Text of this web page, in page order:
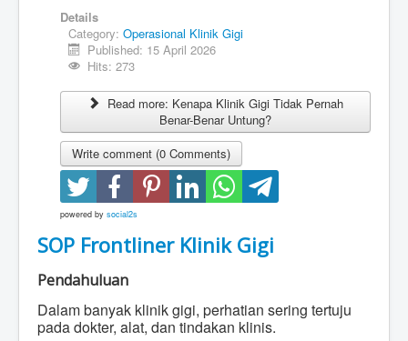
Details
Category: Operasional Klinik Gigi
Published: 15 April 2026
Hits: 273
Read more: Kenapa Klinik Gigi Tidak Pernah
Benar-Benar Untung?
Write comment (0 Comments)
powered by social2s
SOP Frontliner Klinik Gigi
Pendahuluan
Dalam banyak klinik gigi, perhatian sering tertuju
pada dokter, alat, dan tindakan klinis.